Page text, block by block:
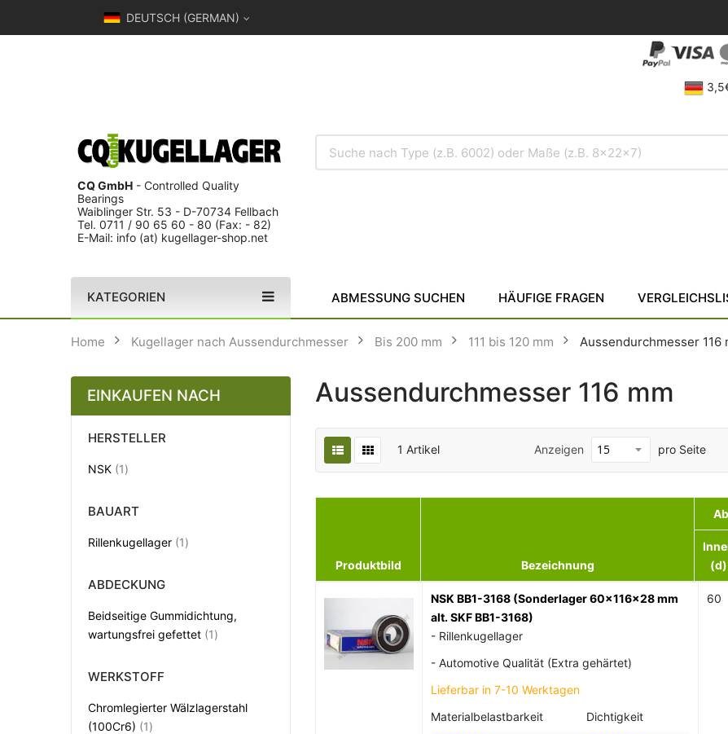
DEUTSCH (GERMAN)
CQ GmbH - Controlled Quality
Bearings
Waiblinger Str. 53 - D-70734 Fellbach
Tel. 0711 / 90 65 60 - 80 (Fax: - 82)
E-Mail: info (at) kugellager-shop.net
KATEGORIEN ABMESSUNG SUCHEN HÄUFIGE FRAGEN
Home Kugellager nach Aussendurchmesser Bis 200 mm 111 bis 120 mm Aussendurchmesser 116
Aussendurchmesser 116 mm
1 Artikel Anzeigen pro Seite
Produktbild Bezeichnung
(d)
NSK BB1-3168 (Sonderlager 60x116x28 mm
alt. SKF BB1-3168)
- Rillenkugellager
- Automotive Qualität (Extra gehärtet)
Lieferbar in 7-10 Werktagen
Materialbelastbarkeit
Dichtigkeit
60
EINKAUFEN NACH
HERSTELLER
NSK 1Artikel
BAUART
Rillenkugellager 1Artikel
ABDECKUNG
Beidseitige Gummidichtung,
wartungsfrei gefettet 1Artikel
WERKSTOFF
Chromlegierter Wälzlagerstahl
(100Cr6)
1Artikel